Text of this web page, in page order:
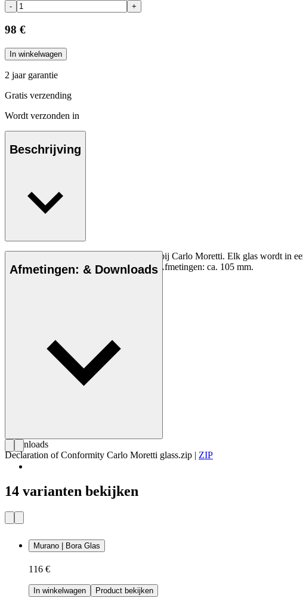
- +
98 €
In winkelwagen
2 jaar garantie
Gratis verzending
Wordt verzonden in
Beschrijving
Murano kristal Bora glas, mondgeblazen bij Carlo Moretti. Elk glas wordt in
Denemarken. Niet vaatwasserbestendig. Afmetingen: ca. 105 mm.
Afmetingen: & Downloads
Downloads
Declaration of Conformity Carlo Moretti glass.zip | ZIP
14 varianten bekijken
Murano | Bora Glas
116 €
In winkelwagen Product bekijken